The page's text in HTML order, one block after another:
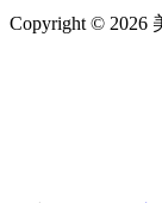
Copyright © 2026